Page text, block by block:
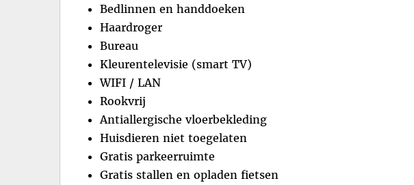
Bedlinnen en handdoeken
Haardroger
Bureau
Kleurentelevisie (smart TV)
WIFI / LAN
Rookvrij
Antiallergische vloerbekleding
Huisdieren niet toegelaten
Gratis parkeerruimte
Gratis stallen en opladen fietsen